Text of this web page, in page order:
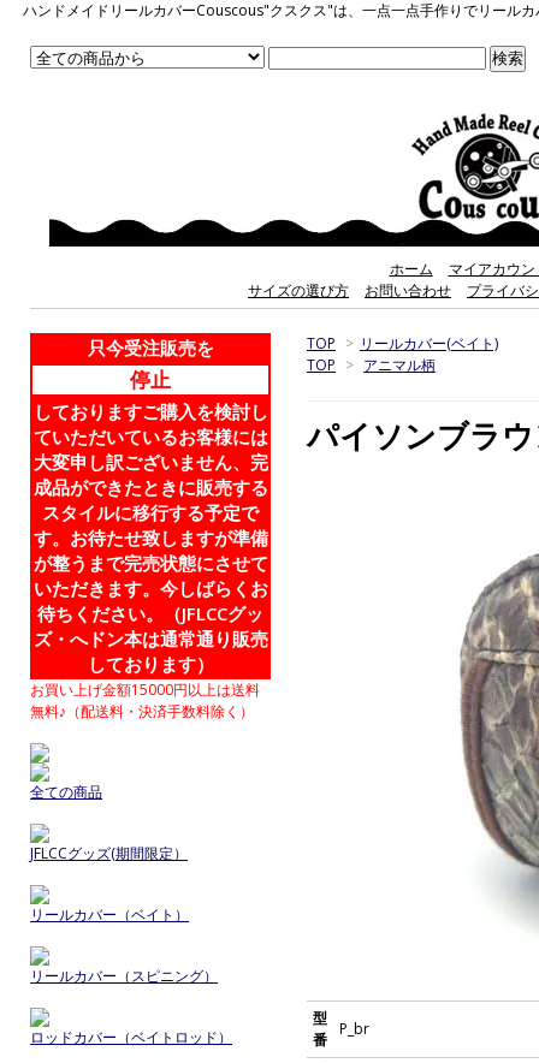
ハンドメイドリールカバーCouscous"クスクス"は、一点一点手作りでリール
ホーム
マイアカウン
サイズの選び方
お問い合わせ プライバ
TOP > リールカバー(ベイト)
TOP > アニマル柄
パイソンブラ
型
番
P_br
只今受注販売を
停止
しておりますご購入を検討し
ていただいているお客様には
大変申し訳ございません、完
成品ができたときに販売する
スタイルに移行する予定で
す。お待たせ致しますが準備
が整うまで完売状態にさせて
いただきます。今しばらくお
待ちください。（JFLCCグッ
ズ・へドン本は通常通り販売
しております）
お買い上げ金額15000円以上は送料
無料♪（配送料・決済手数料除く）
全ての商品
JFLCCグッズ(期間限定）
リールカバー（ベイト）
リールカバー（スピニング）
ロッドカバー（ベイトロッド）